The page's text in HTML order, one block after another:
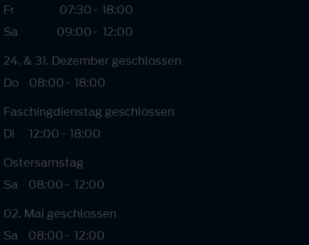
Fr
07:30- 18:00
Sa
09:00- 12:00
24. & 31. Dezember geschlossen
Do
08:00- 18:00
Faschingdienstag geschlossen
Di
12:00- 18:00
Ostersamstag
Sa
08:00- 12:00
02. Mai geschlossen
Sa
08:00- 12:00